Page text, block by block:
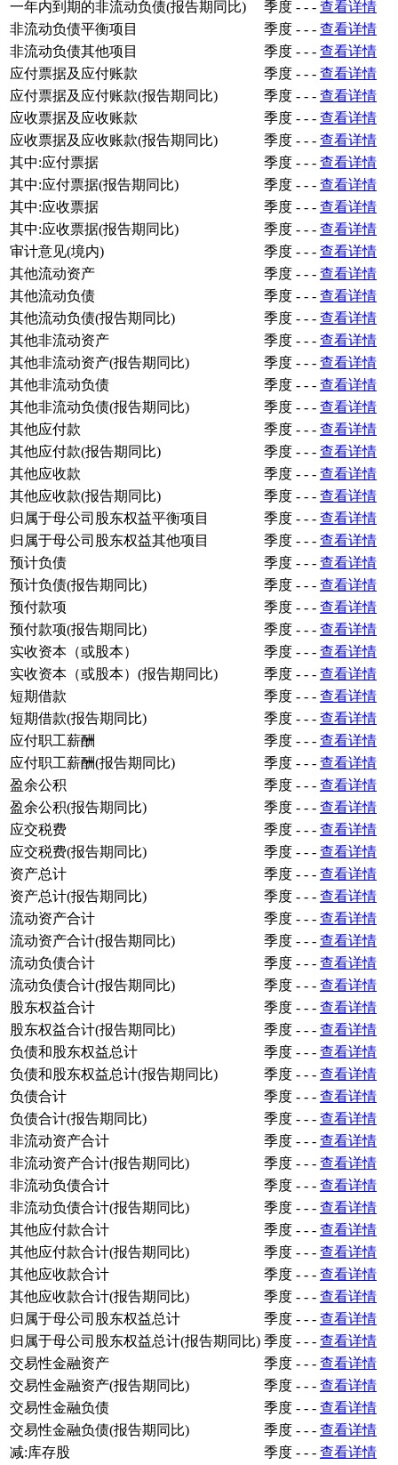
一年内到期的非流动负债(报告期同比) 季度 - - - 查看详情
非流动负债平衡项目
季度 - - - 查看详情
非流动负债其他项目
季度 - - - 查看详情
应付票据及应付账款
季度 - - - 查看详情
应付票据及应付账款(报告期同比)
季度 - - - 查看详情
应收票据及应收账款
季度 - - - 查看详情
应收票据及应收账款(报告期同比)
季度 - - - 查看详情
其中:应付票据
季度 - - - 查看详情
其中:应付票据(报告期同比)
季度 - - - 查看详情
其中:应收票据
季度 - - - 查看详情
其中:应收票据(报告期同比)
季度 - - - 查看详情
审计意见(境内)
季度 - - - 查看详情
其他流动资产
季度 - - - 查看详情
其他流动负债
季度 - - - 查看详情
其他流动负债(报告期同比)
季度 - - - 查看详情
其他非流动资产
季度 - - - 查看详情
其他非流动资产(报告期同比)
季度 - - - 查看详情
其他非流动负债
季度 - - - 查看详情
其他非流动负债(报告期同比)
季度 - - - 查看详情
其他应付款
季度 - - - 查看详情
其他应付款(报告期同比)
季度 - - - 查看详情
其他应收款
季度 - - - 查看详情
其他应收款(报告期同比)
季度 - - - 查看详情
归属于母公司股东权益平衡项目
季度 - - - 查看详情
归属于母公司股东权益其他项目
季度 - - - 查看详情
预计负债
季度 - - - 查看详情
预计负债(报告期同比)
季度 - - - 查看详情
预付款项
季度 - - - 查看详情
预付款项(报告期同比)
季度 - - - 查看详情
实收资本（或股本）
季度 - - - 查看详情
实收资本（或股本）(报告期同比)
季度 - - - 查看详情
短期借款
季度 - - - 查看详情
短期借款(报告期同比)
季度 - - - 查看详情
应付职工薪酬
季度 - - - 查看详情
应付职工薪酬(报告期同比)
季度 - - - 查看详情
盈余公积
季度 - - - 查看详情
盈余公积(报告期同比)
季度 - - - 查看详情
应交税费
季度 - - - 查看详情
应交税费(报告期同比)
季度 - - - 查看详情
资产总计
季度 - - - 查看详情
资产总计(报告期同比)
季度 - - - 查看详情
流动资产合计
季度 - - - 查看详情
流动资产合计(报告期同比)
季度 - - - 查看详情
流动负债合计
季度 - - - 查看详情
流动负债合计(报告期同比)
季度 - - - 查看详情
股东权益合计
季度 - - - 查看详情
股东权益合计(报告期同比)
季度 - - - 查看详情
负债和股东权益总计
季度 - - - 查看详情
负债和股东权益总计(报告期同比)
季度 - - - 查看详情
负债合计
季度 - - - 查看详情
负债合计(报告期同比)
季度 - - - 查看详情
非流动资产合计
季度 - - - 查看详情
非流动资产合计(报告期同比)
季度 - - - 查看详情
非流动负债合计
季度 - - - 查看详情
非流动负债合计(报告期同比)
季度 - - - 查看详情
其他应付款合计
季度 - - - 查看详情
其他应付款合计(报告期同比)
季度 - - - 查看详情
其他应收款合计
季度 - - - 查看详情
其他应收款合计(报告期同比)
季度 - - - 查看详情
归属于母公司股东权益总计
季度 - - - 查看详情
归属于母公司股东权益总计(报告期同比) 季度 - - - 查看详情
交易性金融资产
季度 - - - 查看详情
交易性金融资产(报告期同比)
季度 - - - 查看详情
交易性金融负债
季度 - - - 查看详情
交易性金融负债(报告期同比)
季度 - - - 查看详情
减:库存股
季度 - - - 查看详情